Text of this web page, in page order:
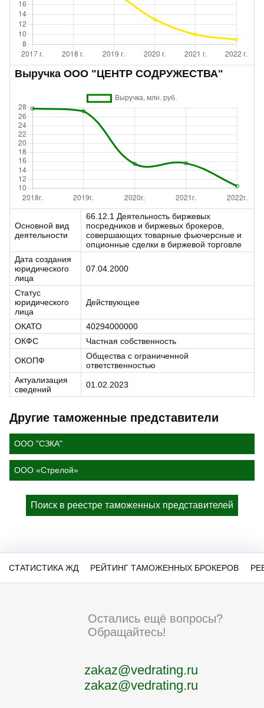
Выручка ООО "ЦЕНТР СОДРУЖЕСТВА"
Основной вид
деятельности
66.12.1 Деятельность биржевых
посредников и биржевых брокеров,
совершающих товарные фьючерсные и
опционные сделки в биржевой торговле
Дата создания
юридического
лица
07.04.2000
Статус
юридического
лица
Действующее
ОКАТО
40294000000
ОКФС
Частная собственность
ОКОПФ
Общества с ограниченной
ответственностью
Актуализация
сведений
01.02.2023
Другие таможенные представители
ООО "СЗКА"
ООО «Стрелой»
Поиск в реестре таможенных представителей
СТАТИСТИКА ЖД РЕЙТИНГ ТАМОЖЕННЫХ БРОКЕРОВ
Остались ещё вопросы?
Обращайтесь!
zakaz@vedrating.ru
zakaz@vedrating.ru